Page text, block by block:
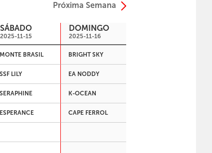
Próxima Semana
SÁBADO
2025-11-15
DOMINGO
2025-11-16
MONTE BRASIL BRIGHT SKY
SSF LILY EA NODDY
SERAPHINE K-OCEAN
ESPERANCE CAPE FERROL